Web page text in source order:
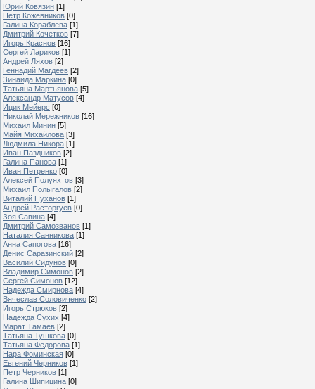
Юрий Ковязин [1]
Пётр Кожевников [0]
Галина Кораблева [1]
Дмитрий Кочетков [7]
Игорь Краснов [16]
Сергей Лариков [1]
Андрей Ляхов [2]
Геннадий Магдеев [2]
Зинаида Маркина [0]
Татьяна Мартьянова [5]
Александр Матусов [4]
Ицик Мейерс [0]
Николай Мережников [16]
Михаил Минин [5]
Майя Михайлова [3]
Людмила Никора [1]
Иван Паздников [2]
Галина Панова [1]
Иван Петренко [0]
Алексей Полуяхтов [3]
Михаил Полыгалов [2]
Виталий Пуханов [1]
Андрей Расторгуев [0]
Зоя Савина [4]
Дмитрий Самозванов [1]
Наталия Санникова [1]
Анна Сапогова [16]
Денис Саразинский [2]
Василий Сидунов [0]
Владимир Симонов [2]
Сергей Симонов [12]
Надежда Смирнова [4]
Вячеслав Соловиченко [2]
Игорь Стрюков [2]
Надежда Сухих [4]
Марат Тамаев [2]
Татьяна Тушкова [0]
Татьяна Федорова [1]
Нара Фоминская [0]
Евгений Черников [1]
Петр Черников [1]
Галина Шипицина [0]